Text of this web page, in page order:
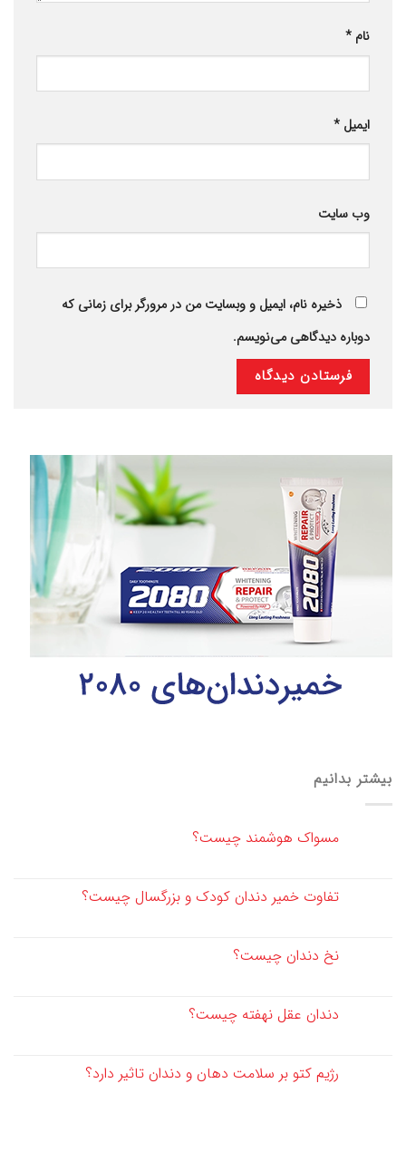
نام *
ایمیل *
وب‌ سایت
ذخیره نام، ایمیل و وبسایت من در مرورگر برای زمانی که
دوباره دیدگاهی می‌نویسم.
بیشتر بدانیم
مسواک هوشمند چیست؟
تفاوت خمیر دندان کودک و بزرگسال چیست؟
نخ دندان چیست؟
دندان عقل نهفته چیست؟
رژیم کتو بر سلامت دهان و دندان تاثیر دارد؟